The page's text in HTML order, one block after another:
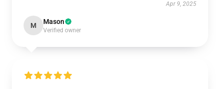
Apr 9, 2025
M Mason
Verified owner